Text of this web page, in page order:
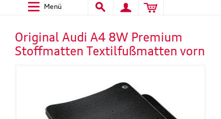
Menü
Original Audi A4 8W Premium
Stoffmatten Textilfußmatten vorn